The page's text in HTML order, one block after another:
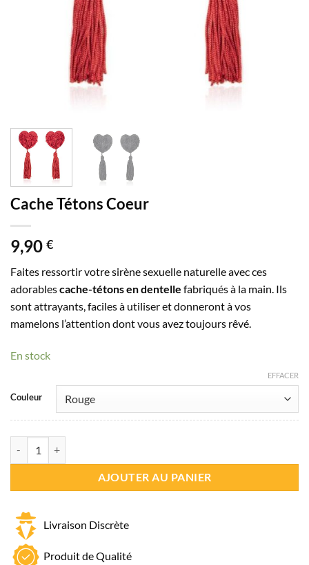
Cache Tétons Coeur
9,90 €
Faites ressortir votre sirène sexuelle naturelle avec ces
adorablescache-tétons en dentelle fabriqués à la main. Ils
sont attrayants, faciles à utiliser et donneront à vos
mamelons l’attention dont vous avez toujours rêvé.
En stock
Couleur
EFFACER
AJOUTER AU PANIER
Livraison Discrète
Produit de Qualité